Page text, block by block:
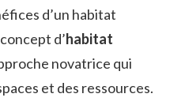
d’un habitat
d’habitat
novatrice qui
et des ressources.